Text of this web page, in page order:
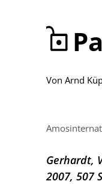
Von Arnd
Gerhardt,
2007, 507